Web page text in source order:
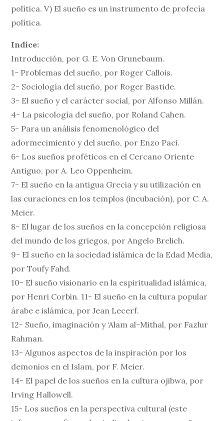
política. V) El sueño es un instrumento de profecía
política.
Indice:
Introducción, por G. E. Von Grunebaum.
1- Problemas del sueño, por Roger Callois.
2- Sociología del sueño, por Roger Bastide.
3- El sueño y el carácter social, por Alfonso Millán.
4- La psicología del sueño, por Roland Cahen.
5- Para un análisis fenomenológico del
adormecimiento y del sueño, por Enzo Paci.
6- Los sueños proféticos en el Cercano Oriente
Antiguo, por A. Leo Oppenheim.
7- El sueño en la antigua Grecia y su utilización en
las curaciones en los templos (incubación), por C. A.
Meier.
8- El lugar de los sueños en la concepción religiosa
del mundo de los griegos, por Angelo Brelich.
9- El sueño en la sociedad islámica de la Edad Media,
por Toufy Fahd.
10- El sueño visionario en la espiritualidad islámica,
por Henri Corbin. 11- El sueño en la cultura popular
árabe e islámica, por Jean Lecerf.
12- Sueño, imaginación y ‘Alam al-Mithal, por Fazlur
Rahman.
13- Algunos aspectos de la inspiración por los
demonios en el Islam, por F. Meier.
14- El papel de los sueños en la cultura ojibwa, por
Irving Hallowell.
15- Los sueños en la perspectiva cultural (este